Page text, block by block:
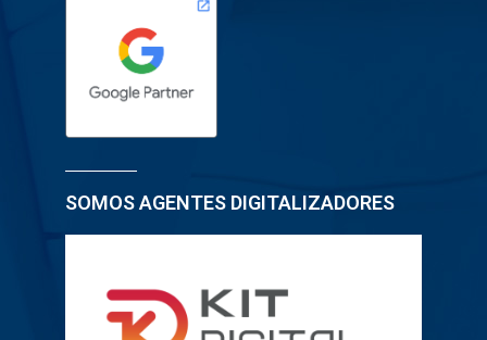
SOMOS AGENTES DIGITALIZADORES